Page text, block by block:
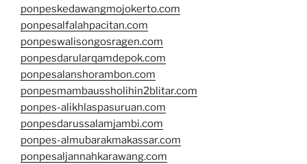
ponpeskedawangmojokerto.com
ponpesalfalahpacitan.com
ponpeswalisongosragen.com
ponpesdarularqamdepok.com
ponpesalanshorambon.com
ponpesmambaussholihin2blitar.com
ponpes-alikhlaspasuruan.com
ponpesdarussalamjambi.com
ponpes-almubarakmakassar.com
ponpesaljannahkarawang.com